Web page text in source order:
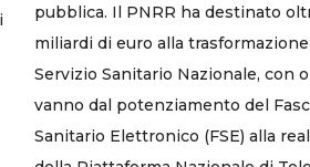
pubblica. Il PNRR ha destinato
miliardi di euro alla
Servizio Sanitario Nazionale, con
vanno dal potenziamento del
Sanitario Elettronico (FSE) alla